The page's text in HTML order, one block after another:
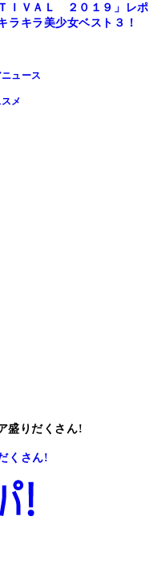
ＩＶＡＬ ２０１９」レポ
ラキラ美少女ベスト３！
ュース
メ
盛りだくさん!
くさん!